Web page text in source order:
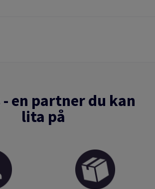
en partner du kan
lita på